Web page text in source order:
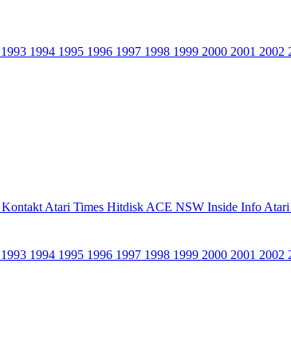
1993 1994 1995 1996 1997 1998 1999 2000 2001 2002
Atari Times Hitdisk ACE NSW Inside Info
1993 1994 1995 1996 1997 1998 1999 2000 2001 2002